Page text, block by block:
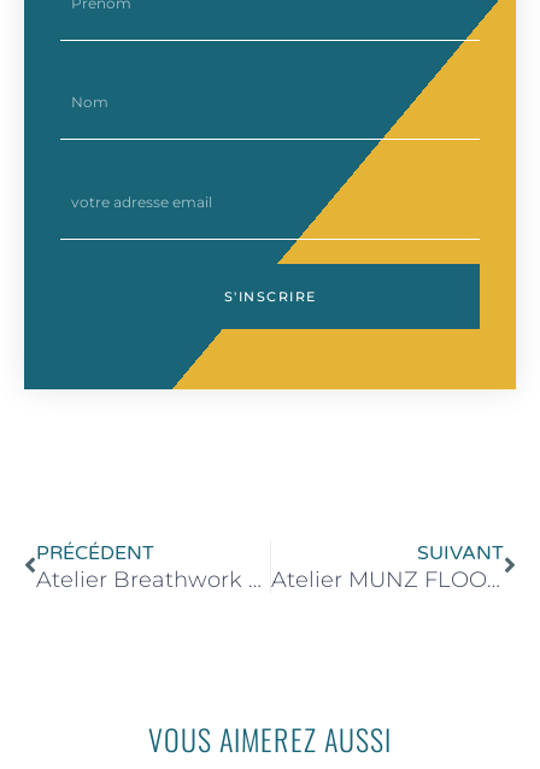
S'INSCRIRE
PRÉCÉDENT
Atelier Breathwork & Soundbath – 22 juin 2024 de 17h00 à 19h00
SUIVANT
Atelier MUNZ FLOOR® – 14 Septembre 2024 de 17h30 à 19h30
VOUS AIMEREZ AUSSI